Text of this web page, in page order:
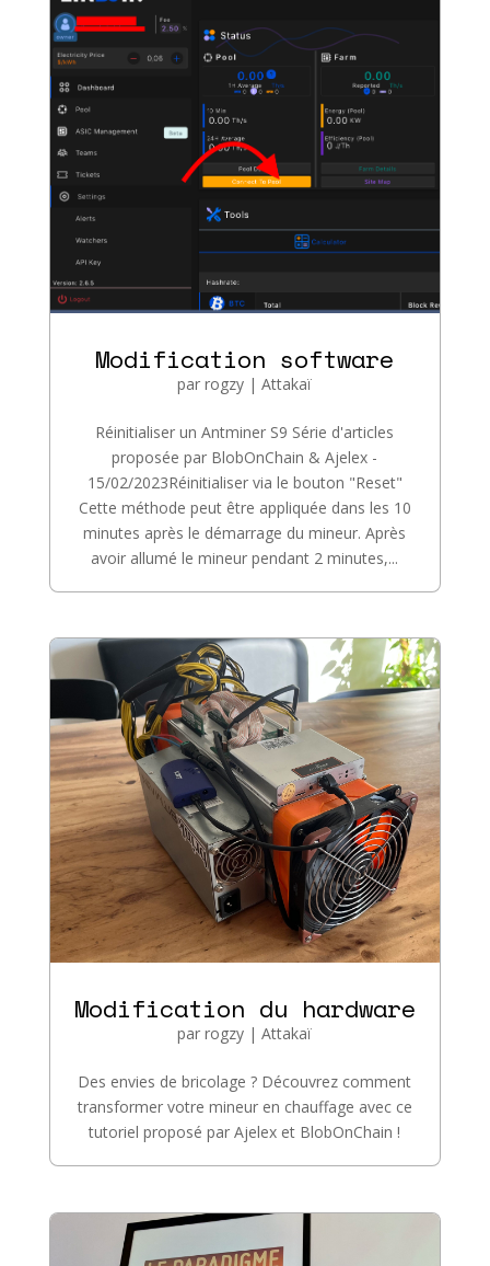
Modification software
parrogzy |Attakaï
Réinitialiser un Antminer S9 Série d'articles
proposée par BlobOnChain & Ajelex -
15/02/2023Réinitialiser via le bouton "Reset"
Cette méthode peut être appliquée dans les 10
minutes après le démarrage du mineur. Après
avoir allumé le mineur pendant 2 minutes,...
Modification du hardware
parrogzy |Attakaï
Des envies de bricolage ? Découvrez comment
transformer votre mineur en chauffage avec ce
tutoriel proposé par Ajelex et BlobOnChain !